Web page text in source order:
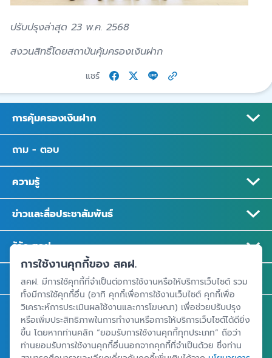
ปรับปรุงล่าสุด 23 พ.ค. 2568
สงวนสิทธิ์โดยสถาบันคุ้มครองเงินฝาก
แชร์
การคุ้มครองเงินฝาก
ถาม - ตอบ
ความรู้
ข่าวและสื่อประชาสัมพันธ์
รู้จัก สคฝ.
ติดต่อ สคฝ.
สถาบันคุ้มครองเงินฝาก
อาคารเอสเจ อินฟินิท วัน บิสซิเนสคอมเพล็กซ์ ชั้น 25 - 27 เลขที่ 349
ถนนวิภาวดีรังสิต แขวงจอมพล เขตจตุจักร กรุงเทพฯ 10900
การใช้งานคุกกี้ของ สคฝ.
สคฝ. มีการใช้คุกกี้ที่จำเป็นต่อการใช้งานหรือให้บริการเว็บไซต์ รวม
ทั้งมีการใช้คุกกี้อื่น (อาทิ คุกกี้เพื่อการใช้งานเว็บไซต์ คุกกี้เพื่อ
วิเคราะห์การประเมินผลใช้งานและการโฆษณา) เพื่อช่วยปรับปรุง
หรือเพิ่มประสิทธิภาพในการทำงานหรือการให้บริการเว็บไซต์ได้ดียิ่ง
ขึ้น โดยหากท่านคลิก “ยอมรับการใช้งานคุกกี้ทุกประเภท” ถือว่า
ท่านยอมรับการใช้งานคุกกี้อื่นนอกจากคุกกี้ที่จำเป็นด้วย ซึ่งท่าน